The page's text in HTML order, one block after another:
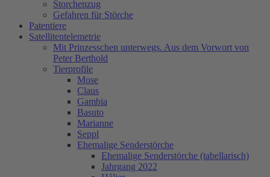
Storchenzug
Gefahren für Störche
Patentiere
Satellitentelemetrie
Mit Prinzesschen unterwegs. Aus dem Vorwort von
Peter Berthold
Tierprofile
Mose
Claus
Gambia
Basuto
Marianne
Seppl
Ehemalige Senderstörche
Ehemalige Senderstörche (tabellarisch)
Jahrgang 2022